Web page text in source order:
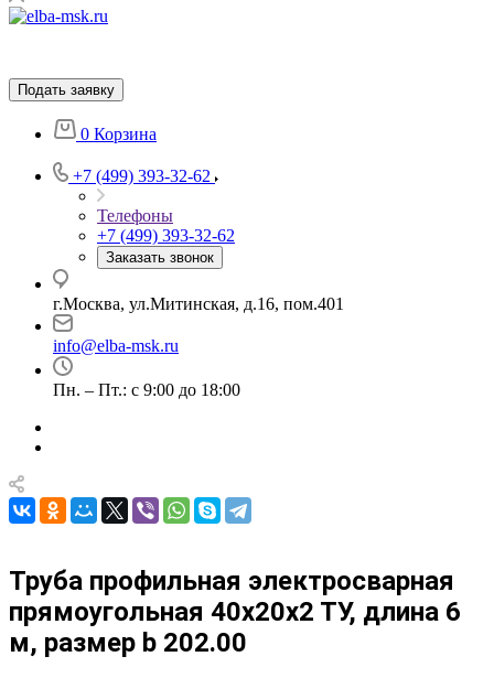
Подать заявку
0 Корзина
+7 (499) 393-32-62
Телефоны
+7 (499) 393-32-62
Заказать звонок
г.Москва, ул.Митинская, д.16, пом.401
info@elba-msk.ru
Пн. – Пт.: с 9:00 до 18:00
Труба профильная электросварная
прямоугольная 40х20х2 ТУ, длина 6
м, размер b 202.00